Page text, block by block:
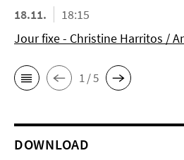
18.11.
18:15
Jour fixe - Christine Harritos /
1 / 5
DOWNLOAD